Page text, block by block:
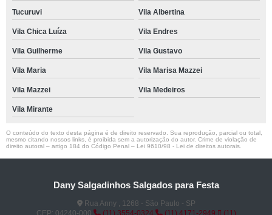
Tucuruvi Vila Albertina
Vila Chica Luíza Vila Endres
Vila Guilherme Vila Gustavo
Vila Maria Vila Marisa Mazzei
Vila Mazzei Vila Medeiros
Vila Mirante
O conteúdo do texto desta página é de direito reservado. Sua reprodução, parcial ou total,
mesmo citando nossos links, é proibida sem a autorização do autor. Crime de violação de
direito autoral – artigo 184 do Código Penal – Lei 9610/98 - Lei de direitos autorais
Dany Salgadinhos Salgados para Festa
Rua Anny , 1268 - São Paulo - SP
CEP: 04240-000
(11) 3554-0324 (11) 4171-2949
(11)